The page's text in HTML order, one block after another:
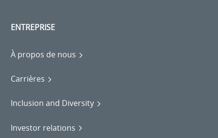
ENTREPRISE
À propos de nous
Carrières
Inclusion and Diversity
Investor relations